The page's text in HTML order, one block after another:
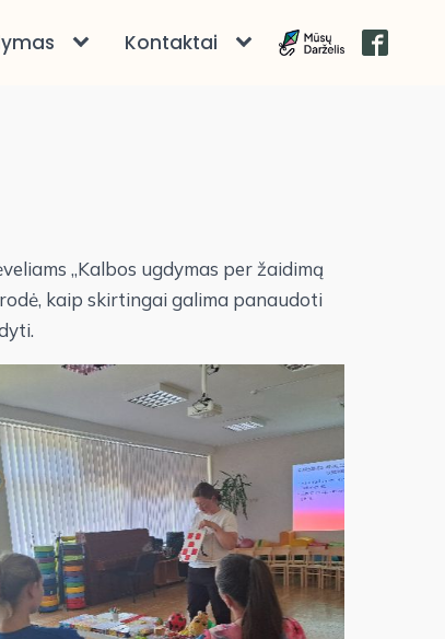
Kontaktai
„Kalbos ugdymas per žaidimą
kaip skirtingai galima panaudoti